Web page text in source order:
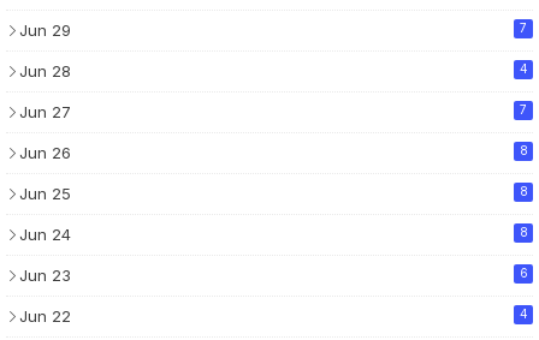
Jun 29 7
Jun 28 4
Jun 27 7
Jun 26 8
Jun 25 8
Jun 24 8
Jun 23 6
Jun 22 4